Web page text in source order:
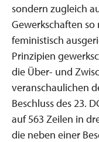
sondern zugleich
Gewerkschaften
feministisch
Prinzipien
die Über- und
veranschaulichen
Beschluss des 23.
auf 563 Zeilen in
die neben einer